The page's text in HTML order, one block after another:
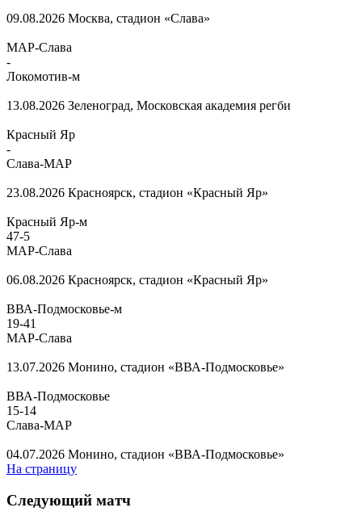
09.08.2026 Москва, стадион «Слава»
МАР-Слава
-
Локомотив-м
13.08.2026 Зеленоград, Московская академия регби
Красный Яр
-
Слава-МАР
23.08.2026 Красноярск, стадион «Красный Яр»
Красный Яр-м
47-5
МАР-Слава
06.08.2026 Красноярск, стадион «Красный Яр»
ВВА-Подмосковье-м
19-41
МАР-Слава
13.07.2026 Монино, стадион «ВВА-Подмосковье»
ВВА-Подмосковье
15-14
Слава-МАР
04.07.2026 Монино, стадион «ВВА-Подмосковье»
На страницу
Следующий матч